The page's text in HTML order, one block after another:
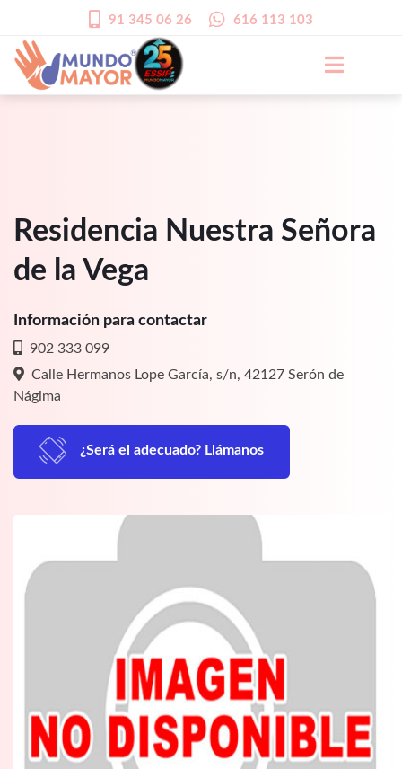
91 345 06 26 616 113 103
Residencia Nuestra Señora
de la Vega
Información para contactar
902 333 099
Calle Hermanos Lope García, s/n, 42127 Serón de
Nágima
¿Será el adecuado? Llámanos